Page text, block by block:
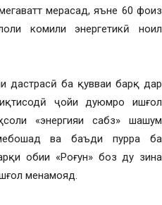
мерасад, яъне 60 фоиз
комили энергетикӣ ноил
дастрасӣ ба қувваи барқ дар
ҷойи дуюмро ишғол
«энергияи сабз» шашум
ва баъди пурра ба
обии «Роғун» боз ду зина
менамояд.